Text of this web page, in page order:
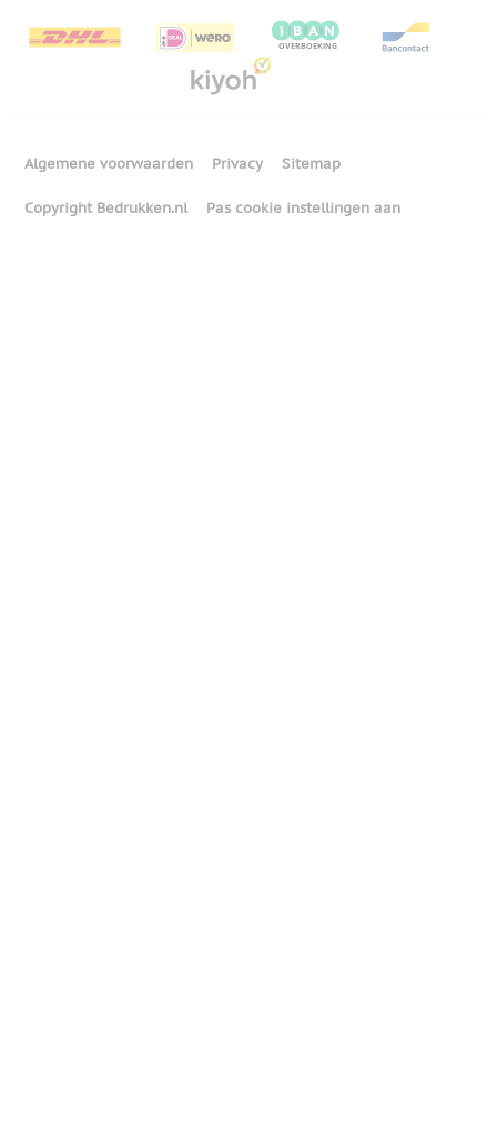
Algemene voorwaarden Privacy Sitemap
Copyright Bedrukken.nl Pas cookie instellingen aan